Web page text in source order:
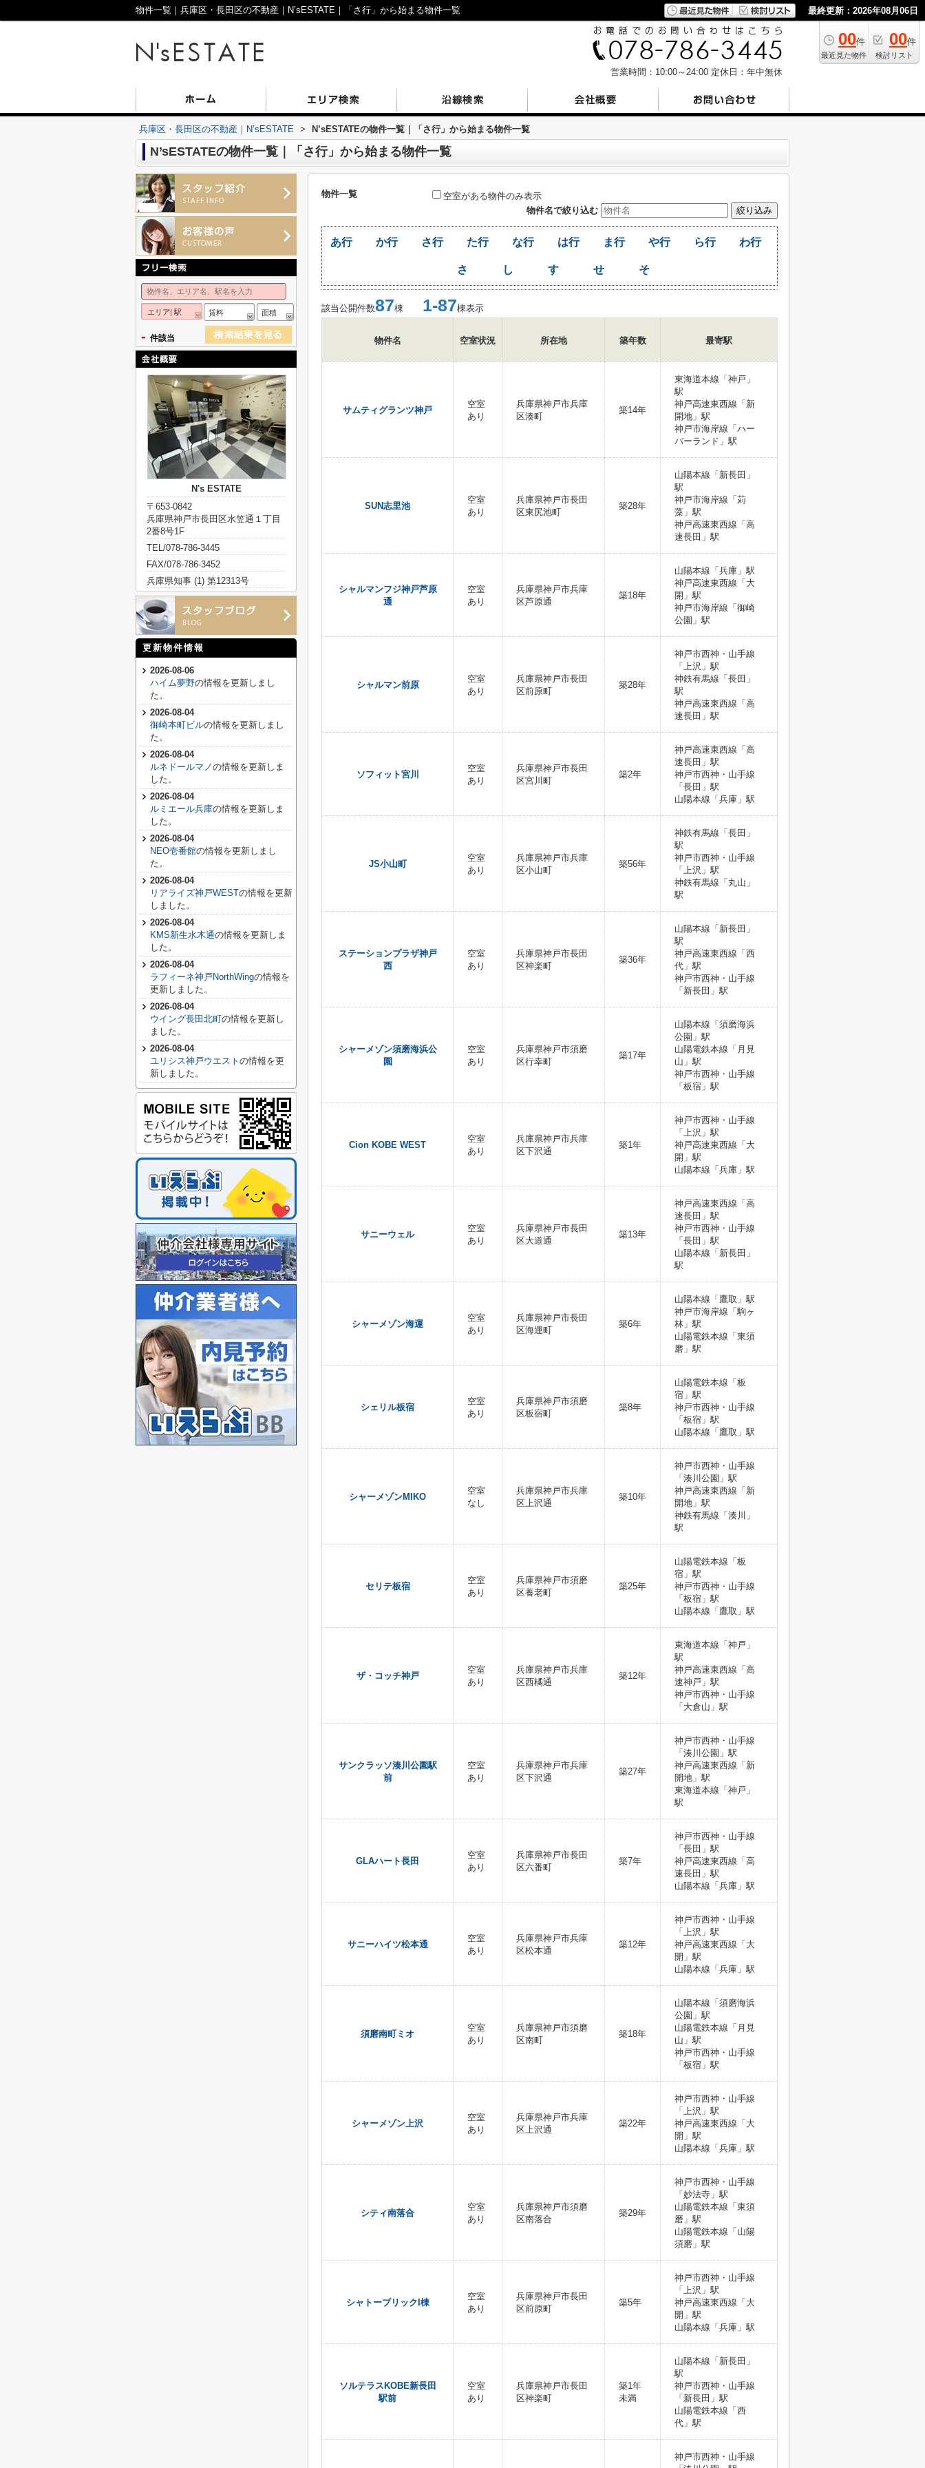
物件一覧｜兵庫区・長田区の不動産｜N’sESTATE｜「さ行」から始まる物件一覧 最終更新：2026年08月06日
00件
最近見た物件
00件
検討リスト
営業時間：10:00～24:00 定休日：年中無休
兵庫区・長田区の不動産｜N’sESTATE > N’sESTATEの物件一覧｜「さ行」から始まる物件一覧
N’sESTATEの物件一覧｜「さ行」から始まる物件一覧
物件一覧
空室がある物件のみ表示
物件名で絞り込む
あ行 か行 さ行 た行 な行 は行 ま行 や行 ら行 わ行
さ し す せ そ
該当公開件数87棟 1-87棟表示
物件名 空室状況 所在地 築年数 最寄駅
サムティグランツ神戸
空室
あり
兵庫県神戸市兵庫
区湊町
築14年
東海道本線「神戸」
駅
神戸高速東西線「新
開地」駅
神戸市海岸線「ハー
バーランド」駅
SUN志里池
空室
あり
兵庫県神戸市長田
区東尻池町
築28年
山陽本線「新長田」
駅
神戸市海岸線「苅
藻」駅
神戸高速東西線「高
速長田」駅
シャルマンフジ神戸芦原
通
空室
あり
兵庫県神戸市兵庫
区芦原通
築18年
山陽本線「兵庫」駅
神戸高速東西線「大
開」駅
神戸市海岸線「御崎
公園」駅
シャルマン前原
空室
あり
兵庫県神戸市長田
区前原町
築28年
神戸市西神・山手線
「上沢」駅
神鉄有馬線「長田」
駅
神戸高速東西線「高
速長田」駅
ソフィット宮川
空室
あり
兵庫県神戸市長田
区宮川町
築2年
神戸高速東西線「高
速長田」駅
神戸市西神・山手線
「長田」駅
山陽本線「兵庫」駅
JS小山町
空室
あり
兵庫県神戸市兵庫
区小山町
築56年
神鉄有馬線「長田」
駅
神戸市西神・山手線
「上沢」駅
神鉄有馬線「丸山」
駅
ステーションプラザ神戸
西
空室
あり
兵庫県神戸市長田
区神楽町
築36年
山陽本線「新長田」
駅
神戸高速東西線「西
代」駅
神戸市西神・山手線
「新長田」駅
シャーメゾン須磨海浜公
園
空室
あり
兵庫県神戸市須磨
区行幸町
築17年
山陽本線「須磨海浜
公園」駅
山陽電鉄本線「月見
山」駅
神戸市西神・山手線
「板宿」駅
Cion KOBE WEST
空室
あり
兵庫県神戸市兵庫
区下沢通
築1年
神戸市西神・山手線
「上沢」駅
神戸高速東西線「大
開」駅
山陽本線「兵庫」駅
サニーウェル
空室
あり
兵庫県神戸市長田
区大道通
築13年
神戸高速東西線「高
速長田」駅
神戸市西神・山手線
「長田」駅
山陽本線「新長田」
駅
シャーメゾン海運
空室
あり
兵庫県神戸市長田
区海運町
築6年
山陽本線「鷹取」駅
神戸市海岸線「駒ヶ
林」駅
山陽電鉄本線「東須
磨」駅
シェリル板宿
空室
あり
兵庫県神戸市須磨
区板宿町
築8年
山陽電鉄本線「板
宿」駅
神戸市西神・山手線
「板宿」駅
山陽本線「鷹取」駅
シャーメゾンMIKO
空室
なし
兵庫県神戸市兵庫
区上沢通
築10年
神戸市西神・山手線
「湊川公園」駅
神戸高速東西線「新
開地」駅
神鉄有馬線「湊川」
駅
セリテ板宿
空室
あり
兵庫県神戸市須磨
区養老町
築25年
山陽電鉄本線「板
宿」駅
神戸市西神・山手線
「板宿」駅
山陽本線「鷹取」駅
ザ・コッチ神戸
空室
あり
兵庫県神戸市兵庫
区西橘通
築12年
東海道本線「神戸」
駅
神戸高速東西線「高
速神戸」駅
神戸市西神・山手線
「大倉山」駅
サンクラッソ湊川公園駅
前
空室
あり
兵庫県神戸市兵庫
区下沢通
築27年
神戸市西神・山手線
「湊川公園」駅
神戸高速東西線「新
開地」駅
東海道本線「神戸」
駅
GLAハート長田
空室
あり
兵庫県神戸市長田
区六番町
築7年
神戸市西神・山手線
「長田」駅
神戸高速東西線「高
速長田」駅
山陽本線「兵庫」駅
サニーハイツ松本通
空室
あり
兵庫県神戸市兵庫
区松本通
築12年
神戸市西神・山手線
「上沢」駅
神戸高速東西線「大
開」駅
山陽本線「兵庫」駅
須磨南町ミオ
空室
あり
兵庫県神戸市須磨
区南町
築18年
山陽本線「須磨海浜
公園」駅
山陽電鉄本線「月見
山」駅
神戸市西神・山手線
「板宿」駅
シャーメゾン上沢
空室
あり
兵庫県神戸市兵庫
区上沢通
築22年
神戸市西神・山手線
「上沢」駅
神戸高速東西線「大
開」駅
山陽本線「兵庫」駅
シティ南落合
空室
あり
兵庫県神戸市須磨
区南落合
築29年
神戸市西神・山手線
「妙法寺」駅
山陽電鉄本線「東須
磨」駅
山陽電鉄本線「山陽
須磨」駅
シャトーブリックI棟
空室
あり
兵庫県神戸市長田
区前原町
築5年
神戸市西神・山手線
「上沢」駅
神戸高速東西線「大
開」駅
山陽本線「兵庫」駅
ソルテラスKOBE新長田
駅前
空室
あり
兵庫県神戸市長田
区神楽町
築1年
未満
山陽本線「新長田」
駅
神戸市西神・山手線
「新長田」駅
山陽電鉄本線「西
代」駅
神戸市西神・山手線
エリア| 駅 賃料 面積
- 件該当
N's ESTATE
〒653-0842
兵庫県神戸市長田区水笠通１丁目
2番8号1F
TEL/078-786-3445
FAX/078-786-3452
兵庫県知事 (1) 第12313号
更新物件情報
2026-08-06
ハイム夢野の情報を更新しまし
た。
2026-08-04
御崎本町ビルの情報を更新しまし
た。
2026-08-04
ルネドールマノの情報を更新しま
した。
2026-08-04
ルミエール兵庫の情報を更新しま
した。
2026-08-04
NEO壱番館の情報を更新しまし
た。
2026-08-04
リアライズ神戸WESTの情報を更新
しました。
2026-08-04
KMS新生水木通の情報を更新しま
した。
2026-08-04
ラフィーネ神戸NorthWingの情報を
更新しました。
2026-08-04
ウイング長田北町の情報を更新し
ました。
2026-08-04
ユリシス神戸ウエスト の情報を更
新しました。